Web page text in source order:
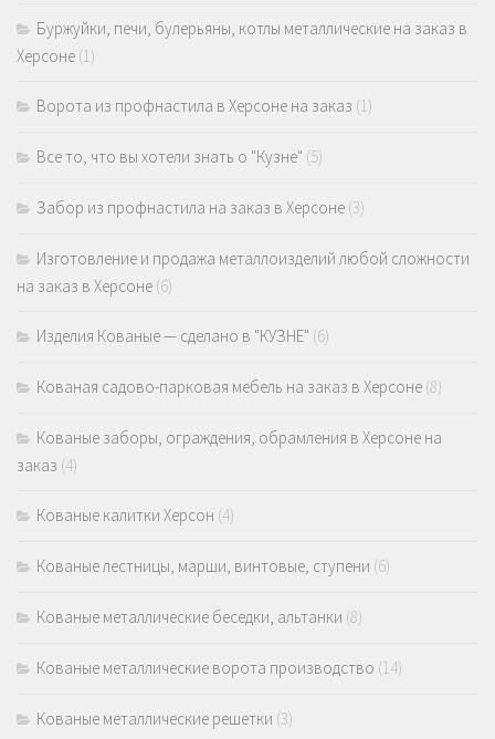
Буржуйки, печи, булерьяны, котлы металлические на заказ в
Херсоне (1)
Ворота из профнастила в Херсоне на заказ (1)
Все то, что вы хотели знать о "Кузне" (5)
Забор из профнастила на заказ в Херсоне (3)
Изготовление и продажа металлоизделий любой сложности
на заказ в Херсоне (6)
Изделия Кованые — сделано в "КУЗНЕ" (6)
Кованая садово-парковая мебель на заказ в Херсоне (8)
Кованые заборы, ограждения, обрамления в Херсоне на
заказ (4)
Кованые калитки Херсон (4)
Кованые лестницы, марши, винтовые, ступени (6)
Кованые металлические беседки, альтанки (8)
Кованые металлические ворота производство (14)
Кованые металлические решетки (3)